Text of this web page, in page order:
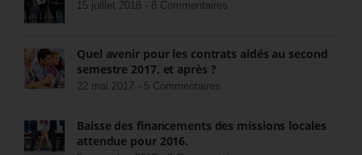
15 juillet 2018 - 8 Commentaires
Quel avenir pour les contrats aidés au second
semestre 2017, et après ?
22 mai 2017 - 5 Commentaires
Baisse des financements des missions locales
attendue pour 2016.